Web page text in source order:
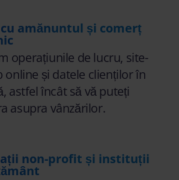
amănuntul și comerț
operațiunile de lucru, site-
online și datele clienților în
astfel încât să vă puteți
asupra vânzărilor.
non-profit și instituții